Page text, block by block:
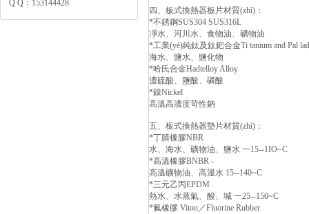
Q Q：153144428
四、板式換熱器板片材質(zhì)：
*不銹鋼SUS304 SUS316L
凈水、河川水、食物油、礦物油
*工業(yè)純鈦及鈦鈀合金Ti tanium and Pal
海水、鹽水、鹽化物
*哈氏合金Hadtelloy Alloy
濃硫酸、鹽酸、磷酸
*鎳Nickel
高溫高濃度苛性鈉
五、板式換熱器墊片材質(zhì)：
*丁腈橡膠NBR
水、海水、礦物油、鹽水 一15--1IO~C
*高溫橡膠BNBR -
高溫礦物油、高溫水 15--140~C
*三元乙丙EPDM
熱水、水蒸氣、酸、堿 一25--150~C
*氟橡膠 Viton／Fluorine Rubber